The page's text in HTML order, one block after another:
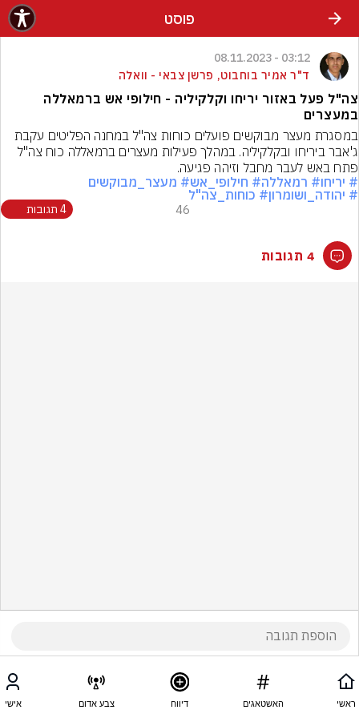
פוסט
03:12 - 08.11.2023
ד"ר אמיר בוחבוט, פרשן צבאי - וואלה
צה"ל פעל באזור יריחו וקלקיליה - חילופי אש ברמאללה
במעצרים
פתח באש לעבר מחבל וזיהה פגיעה.
# יריחו# רמאללה# חילופי_אש# מעצר_מבוקשים
# יהודה_ושומרון# כוחות_צה"ל
46 4 תגובות
4 תגובות
ראשי האשטאגים דיווח צבע אדום אישי